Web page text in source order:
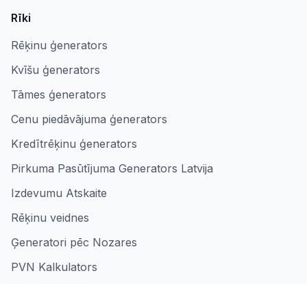
Rīki
Rēķinu ģenerators
Kvīšu ģenerators
Tāmes ģenerators
Cenu piedāvājuma ģenerators
Kredītrēķinu ģenerators
Pirkuma Pasūtījuma Generators Latvija
Izdevumu Atskaite
Rēķinu veidnes
Ģeneratori pēc Nozares
PVN Kalkulators